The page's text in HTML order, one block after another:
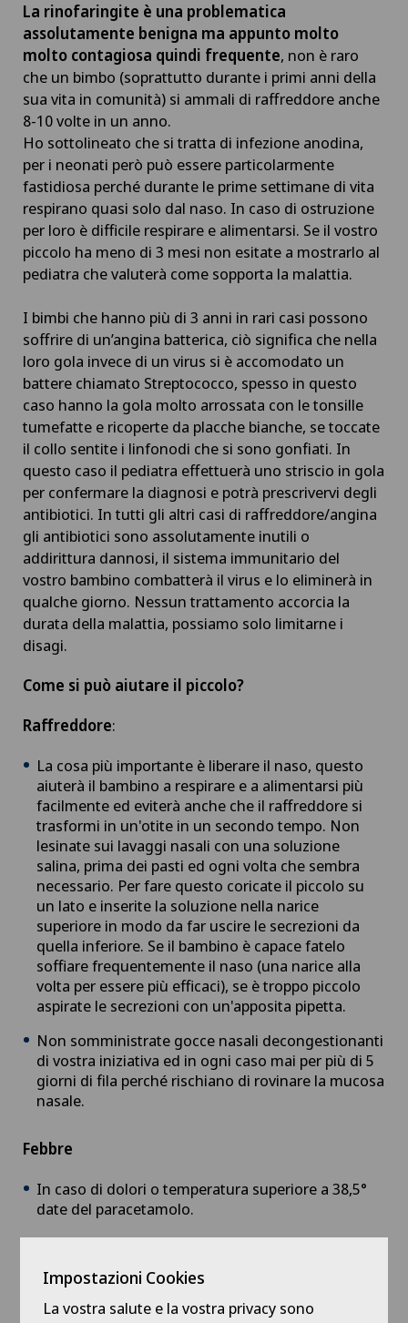
La rinofaringite è una problematica
assolutamente benigna ma appunto molto
molto contagiosa quindi frequente, non è raro
che un bimbo (soprattutto durante i primi anni della
sua vita in comunità) si ammali di raffreddore anche
8-10 volte in un anno.
Ho sottolineato che si tratta di infezione anodina,
per i neonati però può essere particolarmente
fastidiosa perché durante le prime settimane di vita
respirano quasi solo dal naso. In caso di ostruzione
per loro è difficile respirare e alimentarsi. Se il vostro
piccolo ha meno di 3 mesi non esitate a mostrarlo al
pediatra che valuterà come sopporta la malattia.
I bimbi che hanno più di 3 anni in rari casi possono
soffrire di un’angina batterica, ciò significa che nella
loro gola invece di un virus si è accomodato un
battere chiamato Streptococco, spesso in questo
caso hanno la gola molto arrossata con le tonsille
tumefatte e ricoperte da placche bianche, se toccate
il collo sentite i linfonodi che si sono gonfiati. In
questo caso il pediatra effettuerà uno striscio in gola
per confermare la diagnosi e potrà prescrivervi degli
antibiotici. In tutti gli altri casi di raffreddore/angina
gli antibiotici sono assolutamente inutili o
addirittura dannosi, il sistema immunitario del
vostro bambino combatterà il virus e lo eliminerà in
qualche giorno. Nessun trattamento accorcia la
durata della malattia, possiamo solo limitarne i
disagi.
Come si può aiutare il piccolo?
Raffreddore:
La cosa più importante è liberare il naso, questo
aiuterà il bambino a respirare e a alimentarsi più
facilmente ed eviterà anche che il raffreddore si
trasformi in un'otite in un secondo tempo. Non
lesinate sui lavaggi nasali con una soluzione
salina, prima dei pasti ed ogni volta che sembra
necessario. Per fare questo coricate il piccolo su
un lato e inserite la soluzione nella narice
superiore in modo da far uscire le secrezioni da
quella inferiore. Se il bambino è capace fatelo
soffiare frequentemente il naso (una narice alla
volta per essere più efficaci), se è troppo piccolo
aspirate le secrezioni con un'apposita pipetta.
Non somministrate gocce nasali decongestionanti
di vostra iniziativa ed in ogni caso mai per più di 5
giorni di fila perché rischiano di rovinare la mucosa
nasale.
Febbre
In caso di dolori o temperatura superiore a 38,5°
date del paracetamolo.
permette alle mucosità polmonari di mobilizzarsi
Impostazioni Cookies
La vostra salute e la vostra privacy sono